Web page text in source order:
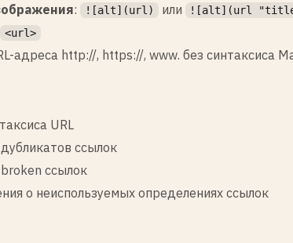
: ![alt](url) или ![alt](url
<url>
адреса http://, https://, www. без синтаксиса
URL
ссылок
ссылок
о неиспользуемых определениях ссылок